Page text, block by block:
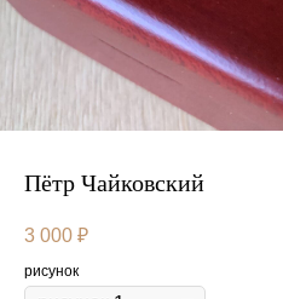
Пётр Чайковский
3 000 ₽
рисунок